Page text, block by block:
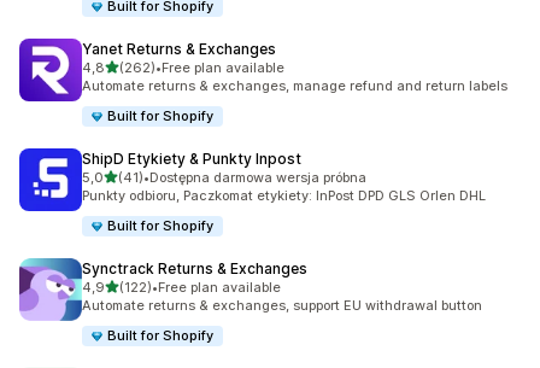
Built for Shopify
Yanet Returns & Exchanges
4,8na 5 gwiazdek
(262)
Łączna liczba recenzji: 262
•Free plan available
Automate returns & exchanges, manage refund and return labels
Built for Shopify
ShipD Etykiety & Punkty Inpost
5,0na 5 gwiazdek
(41)
Łączna liczba recenzji: 41
•Dostępna darmowa wersja próbna
Punkty odbioru, Paczkomat etykiety: InPost DPD GLS Orlen DHL
Built for Shopify
Synctrack Returns & Exchanges
4,9na 5 gwiazdek
(122)
Łączna liczba recenzji: 122
•Free plan available
Automate returns & exchanges, support EU withdrawal button
Built for Shopify